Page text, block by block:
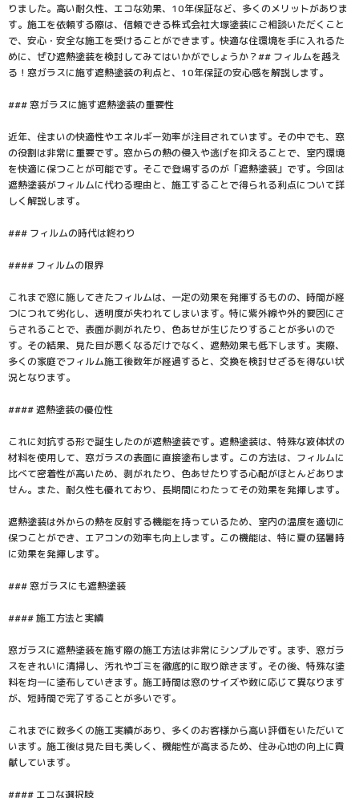
りました。高い耐久性、エコな効果、10年保証など、多くのメリットがありま
す。施工を依頼する際は、信頼できる株式会社大塚塗装にご相談いただくこと
で、安心・安全な施工を受けることができます。快適な住環境を手に入れるた
めに、ぜひ遮熱塗装を検討してみてはいかがでしょうか？## フィルムを越え
る！窓ガラスに施す遮熱塗装の利点と、10年保証の安心感を解説します。
### 窓ガラスに施す遮熱塗装の重要性
近年、住まいの快適性やエネルギー効率が注目されています。その中でも、窓
の役割は非常に重要です。窓からの熱の侵入や逃げを抑えることで、室内環境
を快適に保つことが可能です。そこで登場するのが「遮熱塗装」です。今回は
遮熱塗装がフィルムに代わる理由と、施工することで得られる利点について詳
しく解説します。
### フィルムの時代は終わり
#### フィルムの限界
これまで窓に施してきたフィルムは、一定の効果を発揮するものの、時間が経
つにつれて劣化し、透明度が失われてしまいます。特に紫外線や外的要因にさ
らされることで、表面が剥がれたり、色あせが生じたりすることが多いので
す。その結果、見た目が悪くなるだけでなく、遮熱効果も低下します。実際、
多くの家庭でフィルム施工後数年が経過すると、交換を検討せざるを得ない状
況となります。
#### 遮熱塗装の優位性
これに対抗する形で誕生したのが遮熱塗装です。遮熱塗装は、特殊な液体状の
材料を使用して、窓ガラスの表面に直接塗布します。この方法は、フィルムに
比べて密着性が高いため、剥がれたり、色あせたりする心配がほとんどありま
せん。また、耐久性も優れており、長期間にわたってその効果を発揮します。
遮熱塗装は外からの熱を反射する機能を持っているため、室内の温度を適切に
保つことができ、エアコンの効率も向上します。この機能は、特に夏の猛暑時
に効果を発揮します。
### 窓ガラスにも遮熱塗装
#### 施工方法と実績
窓ガラスに遮熱塗装を施す際の施工方法は非常にシンプルです。まず、窓ガラ
スをきれいに清掃し、汚れやゴミを徹底的に取り除きます。その後、特殊な塗
料を均一に塗布していきます。施工時間は窓のサイズや数に応じて異なります
が、短時間で完了することが多いです。
これまでに数多くの施工実績があり、多くのお客様から高い評価をいただいて
います。施工後は見た目も美しく、機能性が高まるため、住み心地の向上に貢
献しています。
#### エコな選択肢